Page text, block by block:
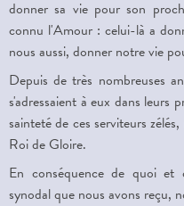
donner sa vie pour son
connu l'Amour : celui-là a
nous aussi, donner notre vie
Depuis de très nombreuses
s'adressaient à eux dans leurs
sainteté de ces serviteurs
Roi de Gloire.
En conséquence de quoi et
synodal que nous avons reçu,